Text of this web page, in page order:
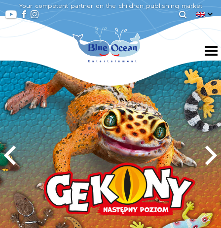
Your competent partner on the children publishing market